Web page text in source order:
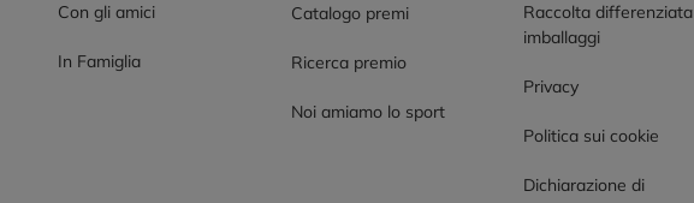
Con gli amici
In Famiglia
Catalogo premi
Ricerca premio
Noi amiamo lo sport
Raccolta differenziata
imballaggi
Privacy
Politica sui cookie
Dichiarazione di